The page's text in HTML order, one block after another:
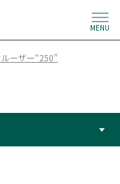
MENU
ーザー“250”